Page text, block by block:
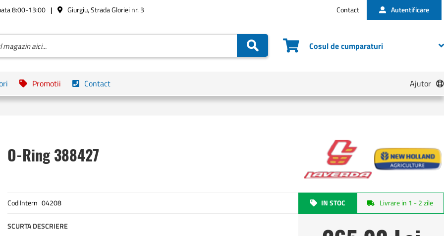
8:00-13:00 Giurgiu, Strada Gloriei nr. 3 Contact Autentificare
Cosul de cumparaturi
Cautare
Promotii Contact Ajutor
O-Ring 388427
Cod Intern 04208
SCURTA DESCRIERE
IN STOC Livrare in 1 - 2 zile